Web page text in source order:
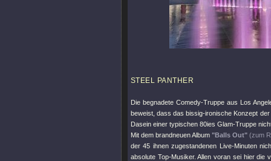
STEEL PANTHER
Die begnadete Comedy-Truppe aus Los
beweist, dass das bissig-ironische Konzept
Dasein einer typischen 80ies Glam-Truppe
Mit dem brandneuen Album"Balls Out" (zum
der 45 ihnen zugestandenen Live-Minuten
absolute Top-Musiker. Allen voran sei hier die